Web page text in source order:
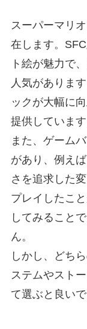
スーパーマリ
在します。
ト絵が魅力で
人気がありま
ックが大幅に
提供しています
また、ゲーム
があり、例え
さを追求した
プレイしたこ
してみること
ん。
しかし、どち
ステムやスト
て選ぶと良いで